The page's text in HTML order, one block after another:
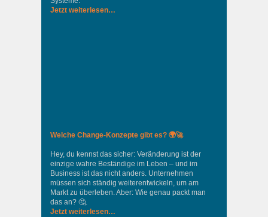
Jetzt weiterlesen…
Welche Change-Konzepte gibt es? 🌍🚀
Hey, du kennst das sicher: Veränderung ist der
einzige wahre Beständige im Leben – und im
Business ist das nicht anders. Unternehmen
müssen sich ständig weiterentwickeln, um am
Markt zu überleben. Aber: Wie genau packt man
das an? 🤔.
Jetzt weiterlesen…